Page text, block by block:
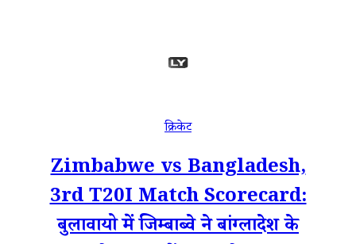
क्रिकेट
Zimbabwe vs Bangladesh,
3rd T20I Match Scorecard:
बुलावायो में जिम्बाब्वे ने बांग्लादेश के